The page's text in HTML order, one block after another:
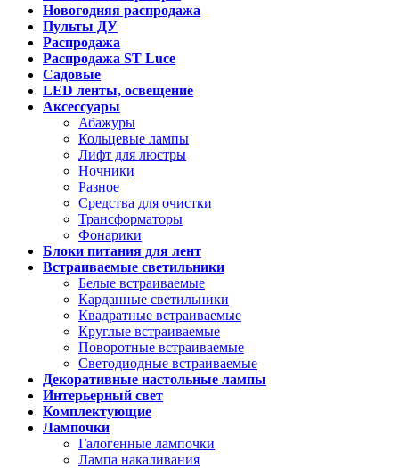
Новогодняя распродажа
Пульты ДУ
Распродажа
Распродажа ST Luce
Садовые
LED ленты, освещение
Аксессуары
Абажуры
Кольцевые лампы
Лифт для люстры
Ночники
Разное
Средства для очистки
Трансформаторы
Фонарики
Блоки питания для лент
Встраиваемые светильники
Белые встраиваемые
Карданные светильники
Квадратные встраиваемые
Круглые встраиваемые
Поворотные встраиваемые
Светодиодные встраиваемые
Декоративные настольные лампы
Интерьерный свет
Комплектующие
Лампочки
Галогенные лампочки
Лампа накаливания